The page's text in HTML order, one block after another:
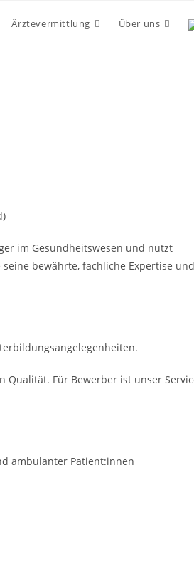
Ärztevermittlung Über uns
im Gesundheitswesen und nutzt
bewährte, fachliche Expertise und
Für Bewerber ist unser
ambulanter Patient:innen